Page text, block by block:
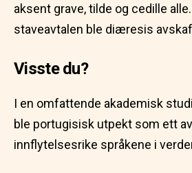
aksent grave, tilde og cedille
staveavtalen ble diæresis
Visste du?
I en omfattende akademisk
ble portugisisk utpekt som ett
innflytelsesrike språkene i